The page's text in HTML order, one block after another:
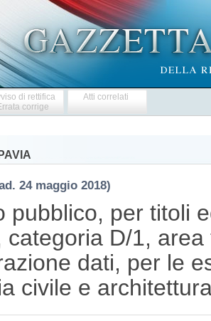
di rettifica
corrige
Atti correlati
24 maggio 2018)
pubblico, per titoli
categoria D/1,
dati, per le
civile e